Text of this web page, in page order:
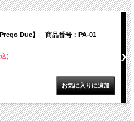
Due】 商品番号：PA-01
)